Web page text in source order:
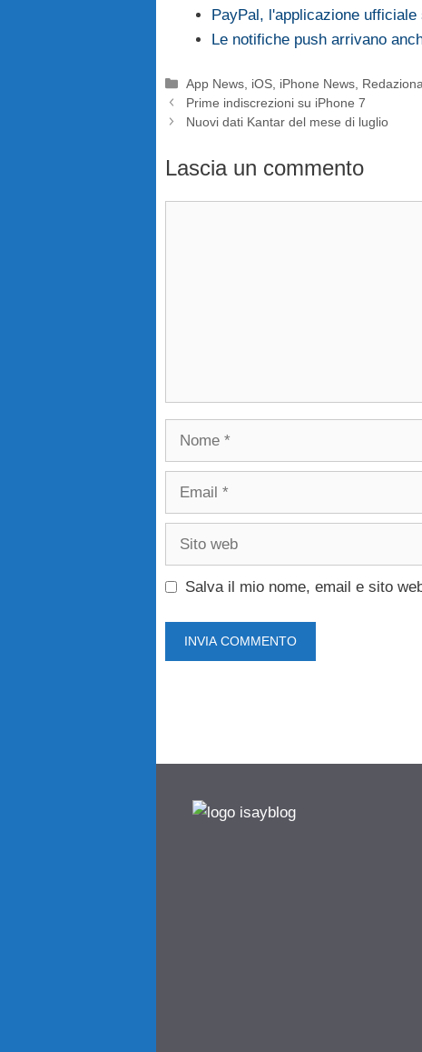
PayPal, l'applicazione
Le notifiche push arrivano
Categorie
App News iOS iPhone News
Prime indiscrezioni su iPhone 7
Nuovi dati Kantar del mese di luglio
Lascia un commento
Salva il mio nome, email e sito